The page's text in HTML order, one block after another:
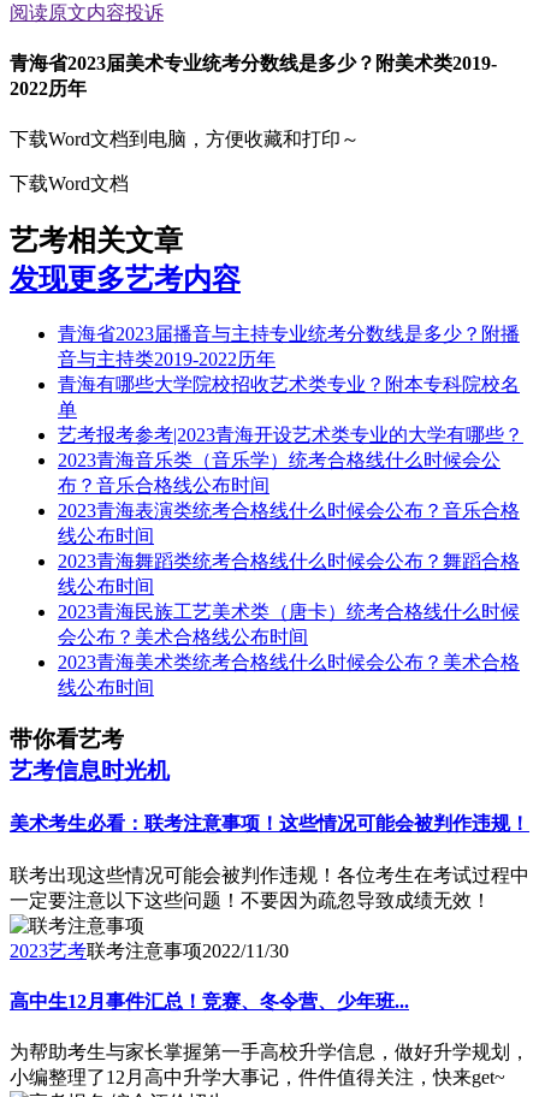
阅读原文内容投诉
青海省2023届美术专业统考分数线是多少？附美术类2019-
2022历年
下载Word文档到电脑，方便收藏和打印～
下载Word文档
艺考相关文章
发现更多艺考内容
青海省2023届播音与主持专业统考分数线是多少？附播
音与主持类2019-2022历年
青海有哪些大学院校招收艺术类专业？附本专科院校名
单
艺考报考参考|2023青海开设艺术类专业的大学有哪些？
2023青海音乐类（音乐学）统考合格线什么时候会公
布？音乐合格线公布时间
2023青海表演类统考合格线什么时候会公布？音乐合格
线公布时间
2023青海舞蹈类统考合格线什么时候会公布？舞蹈合格
线公布时间
2023青海民族工艺美术类（唐卡）统考合格线什么时候
会公布？美术合格线公布时间
2023青海美术类统考合格线什么时候会公布？美术合格
线公布时间
带你看艺考
艺考信息时光机
美术考生必看：联考注意事项！这些情况可能会被判作违规！
联考出现这些情况可能会被判作违规！各位考生在考试过程中
一定要注意以下这些问题！不要因为疏忽导致成绩无效！
2023艺考联考注意事项2022/11/30
高中生12月事件汇总！竞赛、冬令营、少年班...
为帮助考生与家长掌握第一手高校升学信息，做好升学规划，
小编整理了12月高中升学大事记，件件值得关注，快来get~